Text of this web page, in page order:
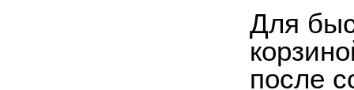
Для
после